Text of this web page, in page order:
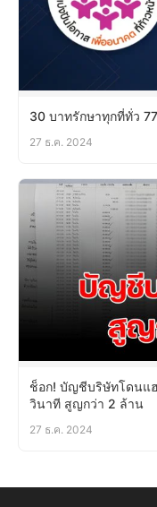
30 บาทรักษาทุกที่ทั่ว
27 ธ.ค. 2024
ช็อก! บัญชีบริษัทโดนแ
วินาที สูญกว่า 2 ล้าน
27 ธ.ค. 2024